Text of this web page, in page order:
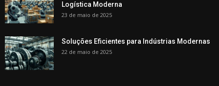
Logística Moderna
23 de maio de 2025
Soluções Eficientes para Indústrias Modernas
22 de maio de 2025